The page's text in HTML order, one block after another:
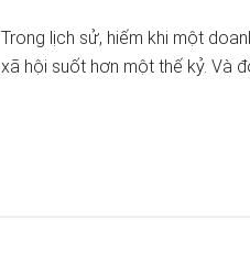
Trong lịch sử, hiếm khi một
xã hội suốt hơn một thế kỷ. Và